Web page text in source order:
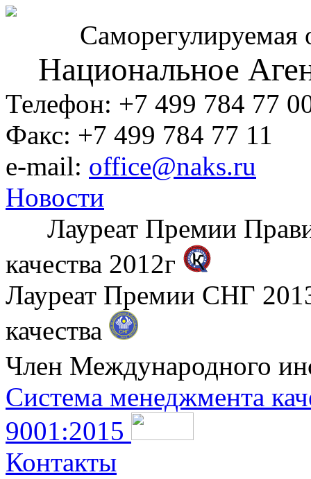
Саморегулируемая
Национальное
Телефон: +7 499 784 77
Факс: +7 499 784 77 11
e-mail: office@naks.ru
Новости
Лауреат Премии
качества 2012г
Лауреат Премии СНГ
качества
Член Международного
Система менеджмента
9001:2015
Контакты